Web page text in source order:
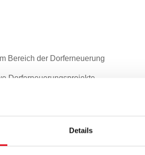
Details
Bereich der Dorferneuerung
Dorferneuerungsprojekte
und Leitbildern im Bereich der
Angelegenheiten der